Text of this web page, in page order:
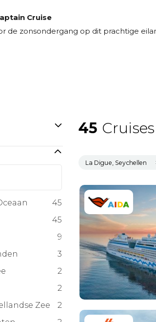
Cruise
de zonsondergang op dit prachtige